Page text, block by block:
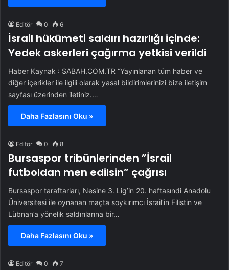
Editör 0 6
İsrail hükümeti saldırı hazırlığı içinde:
Yedek askerleri çağırma yetkisi verildi
Haber Kaynak : SABAH.COM.TR “Yayınlanan tüm haber ve
diğer içerikler ile ilgili olarak yasal bildirimlerinizi bize iletişim
sayfası üzerinden iletiniz.…
Daha Fazlasını Oku »
Editör 0 8
Bursaspor tribünlerinden ”İsrail
futboldan men edilsin” çağrısı
Bursaspor taraftarları, Nesine 3. Lig’in 20. haftasındi Anadolu
Üniversitesi ile oynanan maçta soykırımcı İsrail’in Filistin ve
Lübnan’a yönelik saldırılarına bir…
Daha Fazlasını Oku »
Editör 0 7